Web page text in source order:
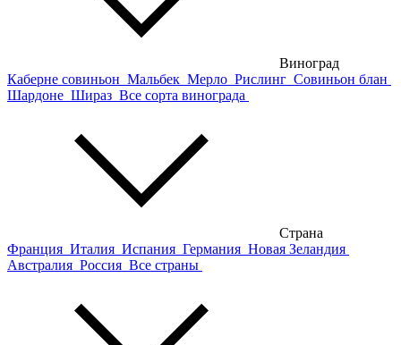
Виноград
Каберне совиньон Мальбек Мерло Рислинг Совиньон блан
Шардоне Шираз Все сорта винограда
Страна
Франция Италия Испания Германия Новая Зеландия
Австралия Россия Все страны